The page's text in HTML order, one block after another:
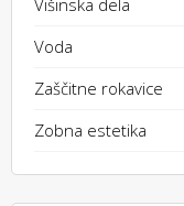
Voda
Zaščitne rokavice
Zobna estetika